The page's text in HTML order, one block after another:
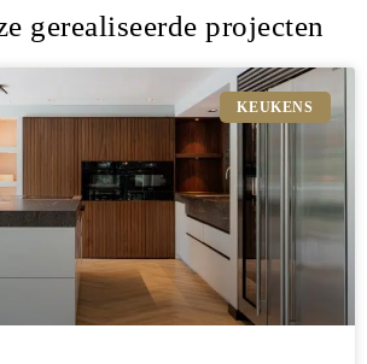
gerealiseerde projecten
KEUKENS